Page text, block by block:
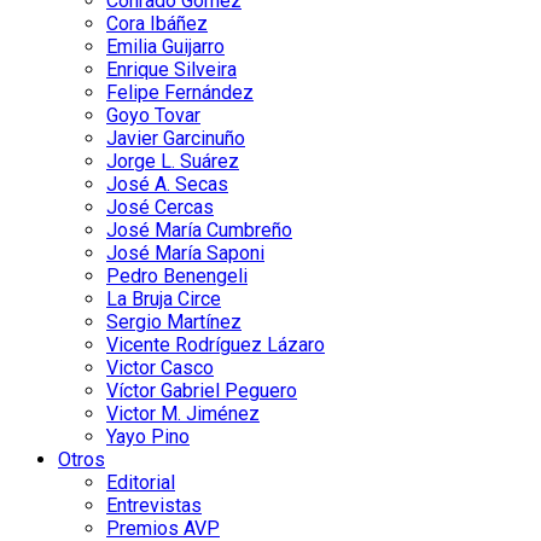
Cora Ibáñez
Emilia Guijarro
Enrique Silveira
Felipe Fernández
Goyo Tovar
Javier Garcinuño
Jorge L. Suárez
José A. Secas
José Cercas
José María Cumbreño
José María Saponi
Pedro Benengeli
La Bruja Circe
Sergio Martínez
Vicente Rodríguez Lázaro
Victor Casco
Víctor Gabriel Peguero
Victor M. Jiménez
Yayo Pino
Otros
Editorial
Entrevistas
Premios AVP